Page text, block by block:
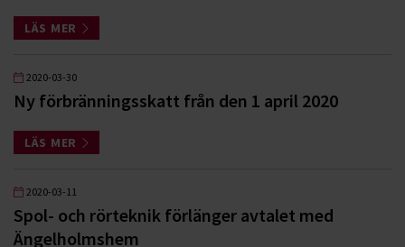
LÄS MER
2020-03-30
Ny förbränningsskatt från den 1 april 2020
LÄS MER
2020-03-11
Spol- och rörteknik förlänger avtalet med
Ängelholmshem